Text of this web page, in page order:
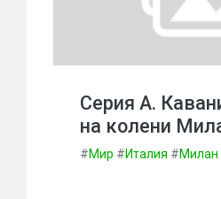
Серия А.
на колени
#Мир #Италия #Милан